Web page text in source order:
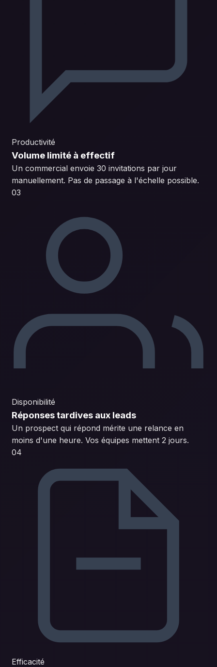
Productivité
Volume limité à effectif
Un commercial envoie 30 invitations par jour
manuellement. Pas de passage à l'échelle possible.
03
Disponibilité
Réponses tardives aux leads
Un prospect qui répond mérite une relance en
moins d'une heure. Vos équipes mettent 2 jours.
04
Efficacité